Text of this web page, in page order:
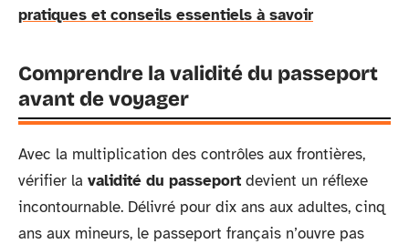
pratiques et conseils essentiels à savoir
Comprendre la validité du passeport
avant de voyager
Avec la multiplication des contrôles aux frontières,
vérifier la validité du passeport devient un réflexe
incontournable. Délivré pour dix ans aux adultes, cinq
ans aux mineurs, le passeport français n’ouvre pas